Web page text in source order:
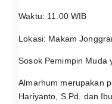
Waktu: 11.00 WIB
Lokasi: Makam
Sosok Pemimpin Muda
Almarhum merupakan
Hariyanto, S.Pd. dan